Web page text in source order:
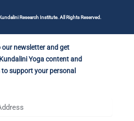
Research Institute. All Rights Reserved.
our newsletter and get
Yoga content and
to support your personal